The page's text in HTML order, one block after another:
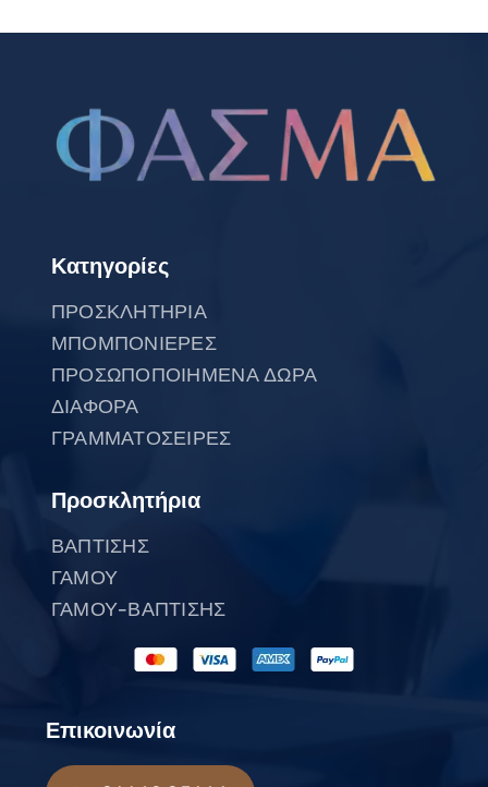
Κατηγορίες
ΠΡΟΣΚΛΗΤΗΡΙΑ
ΜΠΟΜΠΟΝΙΕΡΕΣ
ΠΡΟΣΩΠΟΠΟΙΗΜΕΝΑ ΔΩΡΑ
ΔΙΑΦΟΡΑ
ΓΡΑΜΜΑΤΟΣΕΙΡΕΣ
Προσκλητήρια
ΒΑΠΤΙΣΗΣ
ΓΑΜΟΥ
ΓΑΜΟΥ-ΒΑΠΤΙΣΗΣ
Επικοινωνία